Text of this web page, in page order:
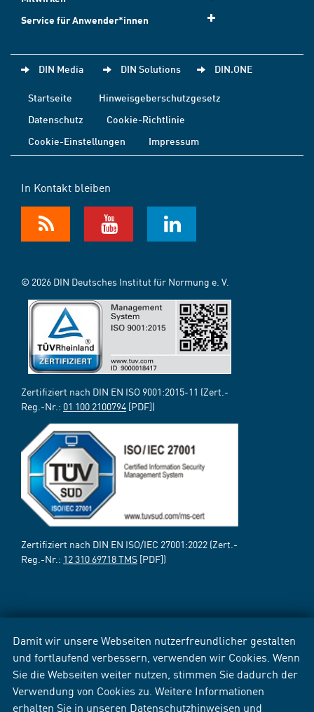
Damit wir unsere Webseiten nutzerfreundlicher gestalten
und fortlaufend verbessern, verwenden wir Cookies. Wenn
Sie die Webseiten weiter nutzen, stimmen Sie dadurch der
Verwendung von Cookies zu. Weitere Informationen
erhalten Sie in unseren Datenschutzhinweisen und
Service für Anwender*innen
DIN Media DIN Solutions DIN.ONE
Startseite
Hinweisgeberschutzgesetz
Datenschutz
Cookie-Richtlinie
Cookie-Einstellungen
Impressum
In Kontakt bleiben
© 2026 DIN Deutsches Institut für Normung e. V.
Zertifiziert nach DIN EN ISO 9001:2015-11 (Zert.-
Reg.-Nr.: 01 100 2100794 [PDF])
Zertifiziert nach DIN EN ISO/IEC 27001:2022 (Zert.-
Reg.-Nr.: 12 310 69718 TMS [PDF])